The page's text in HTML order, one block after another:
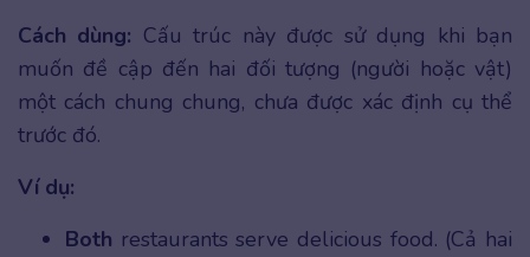
Cách dùng: Cấu trúc này được sử dụng khi bạn
muốn đề cập đến hai đối tượng (người hoặc vật)
một cách chung chung, chưa được xác định cụ thể
trước đó.
Ví dụ:
Both restaurants serve delicious food. (Cả hai